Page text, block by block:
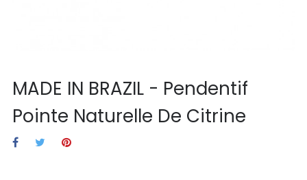
MADE IN BRAZIL - Pendentif
Pointe Naturelle De Citrine